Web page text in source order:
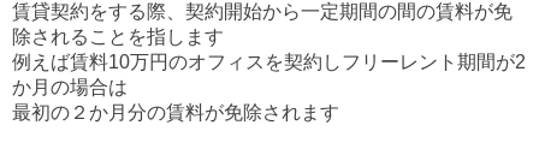
賃貸契約をする際、契約開始から一定期間の間の賃料が免
除されることを指します
例えば賃料10万円のオフィスを契約しフリーレント期間が2
か月の場合は
最初の２か月分の賃料が免除されます